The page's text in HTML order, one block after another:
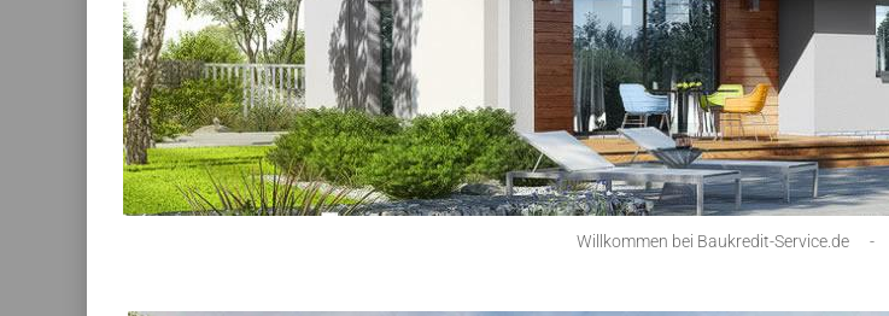
Willkommen bei Baukredit-Service.de -